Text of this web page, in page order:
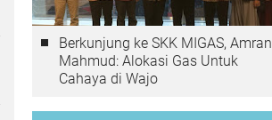
Berkunjung ke SKK MIGAS, Amran
Mahmud: Alokasi Gas Untuk
Cahaya di Wajo